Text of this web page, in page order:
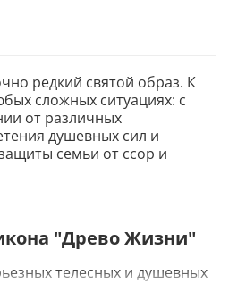
редкий святой образ. К
сложных ситуациях: с
от различных
душевных сил и
семьи от ссор и
"Древо Жизни"
телесных и душевных